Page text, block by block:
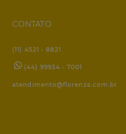
CONTATO
(11) 4521 - 8821
(44) 99934 - 7001
atendimento@florenza.com.br